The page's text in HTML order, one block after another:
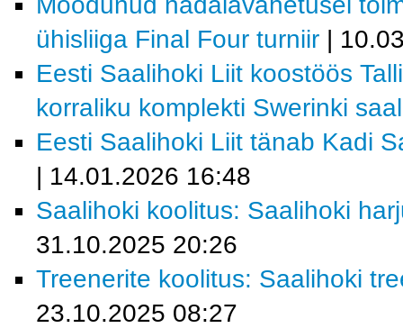
ühisliiga Final Four turniir |
Eesti Saalihoki Liit koostöös
korraliku komplekti Swerinki
Eesti Saalihoki Liit tänab Kadi
| 14.01.2026 16:48
Saalihoki koolitus: Saalihoki
31.10.2025 20:26
Treenerite koolitus: Saalihoki
23.10.2025 08:27